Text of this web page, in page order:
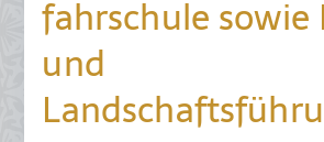
fahrschule
und